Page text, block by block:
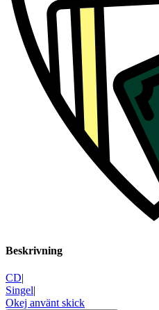
Beskrivning
CD|
Singel|
Okej använt skick